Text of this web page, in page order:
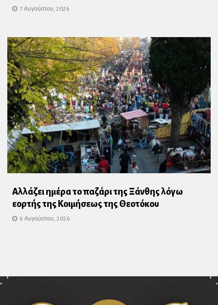
7 Αυγούστου, 2026
Αλλάζει ημέρα το παζάρι της Ξάνθης λόγω
εορτής της Κοιμήσεως της Θεοτόκου
6 Αυγούστου, 2026